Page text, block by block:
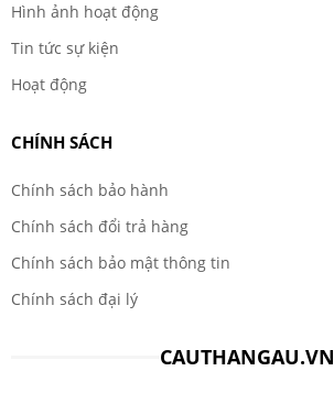
Hình ảnh hoạt động
Tin tức sự kiện
Hoạt động
CHÍNH SÁCH
Chính sách bảo hành
Chính sách đổi trả hàng
Chính sách bảo mật thông tin
Chính sách đại lý
CAUTHANGAU.VN